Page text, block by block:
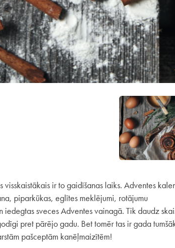
visskaistākais ir to gaidīšanas laiks. Adventes
piparkūkas, eglītes meklējumi, rotājumu
iedegtas sveces Adventes vainagā. Tik daudz
pret pārējo gadu. Bet tomēr tas ir gada
pašceptām kanēļmaizītēm!